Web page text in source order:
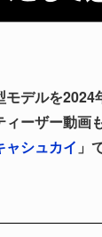
モデルを
ィーザー動画
ャシュカイ 」